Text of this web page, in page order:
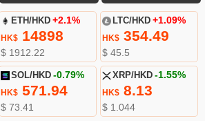
ETH/HKD +2.1%
HK$ 14898
$ 1912.22
LTC/HKD +1.09%
HK$354.49
$ 45.5
SOL/HKD -0.79%
HK$ 571.94
$ 73.41
XRP/HKD -1.55%
HK$8.13
$ 1.044